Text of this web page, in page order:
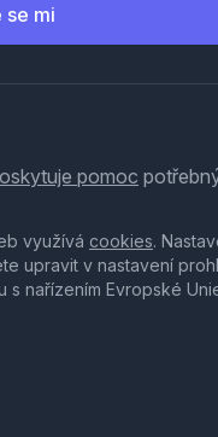
se mi
pomoc
využívá cookies.
upravit v nastavení
nařízením Evropské